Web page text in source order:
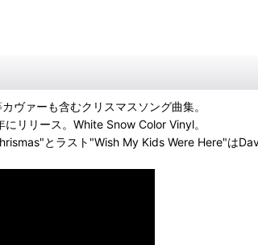
ァーも含むクリスマスソング曲集。
リリース。White Snow Color Vinyl。
とラスト"Wish My Kids Were Here"は